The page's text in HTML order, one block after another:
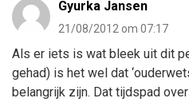
Gyurka Jansen
21/08/2012 om 07:17
Als er iets is wat bleek uit dit
gehad) is het wel dat
belangrijk zijn. Dat tijdspad